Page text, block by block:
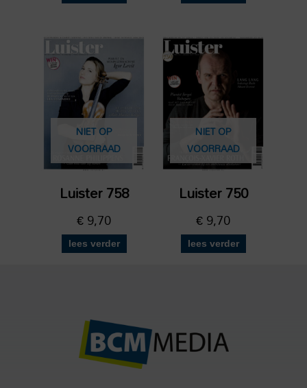
NIET OP
VOORRAAD
Luister 758
€9,70
lees verder
NIET OP
VOORRAAD
Luister 750
€9,70
lees verder